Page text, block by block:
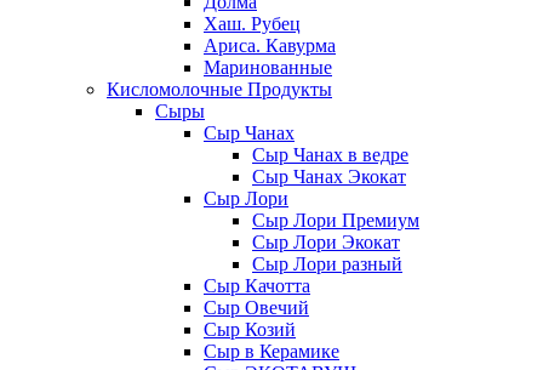
Хаш. Рубец
Ариса. Кавурма
Маринованные
Кисломолочные Продукты
Сыры
Сыр Чанах
Сыр Чанах в ведре
Сыр Чанах Экокат
Сыр Лори
Сыр Лори Премиум
Сыр Лори Экокат
Сыр Лори разный
Сыр Качотта
Сыр Овечий
Сыр Козий
Сыр в Керамике